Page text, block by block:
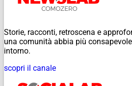
Storie, racconti, retroscena e
una comunità abbia più
intorno.
scopri il canale